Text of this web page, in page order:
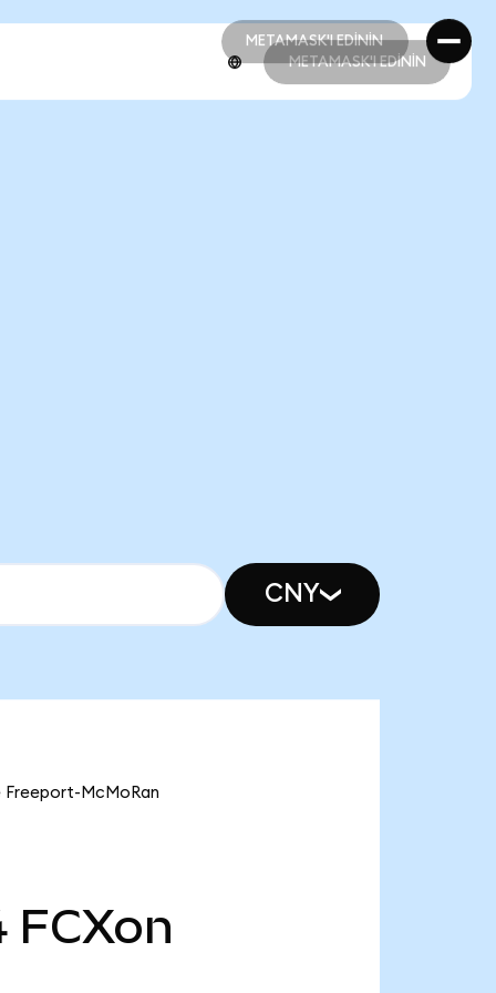
METAMASK'I EDİNİN
METAMASK'I EDİNİN
METAMASK'I EDİNİN
CNY
Freeport-McMoRan
FCXon